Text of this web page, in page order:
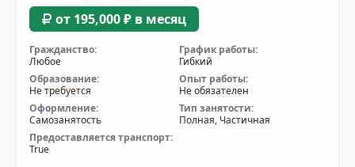
от 195,000 ₽ в месяц
Гражданство:
Любое
График работы:
Гибкий
Образование:
Не требуется
Опыт работы:
Не обязателен
Оформление:
Самозанятость
Тип занятости:
Полная, Частичная
Предоставляется транспорт:
True